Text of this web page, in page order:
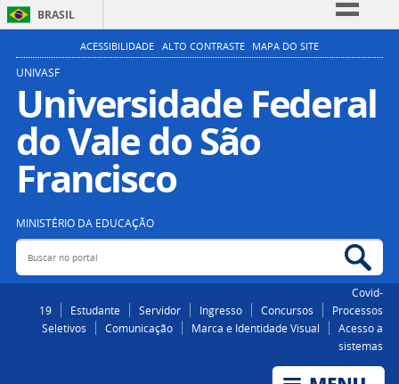
BRASIL
Simplifique!
Participe
Acesso à informação
Legislação
ACESSIBILIDADE ALTO CONTRASTE MAPA DO SITE
UNIVASF
Universidade Federal
do Vale do São
Francisco
MINISTÉRIO DA EDUCAÇÃO
Buscar no portal
Covid-
19
Estudante Servidor Ingresso Concursos
Processos
Seletivos
Comunicação Marca e Identidade Visual
Acesso a
sistemas